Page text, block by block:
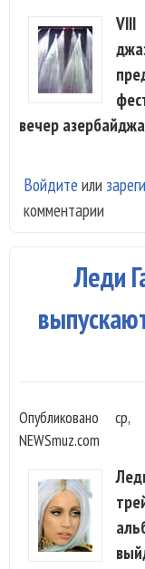
VIII
вечер
Войдите или
комментарии
Леди
Опубликованоср,
NEWSmuz.com